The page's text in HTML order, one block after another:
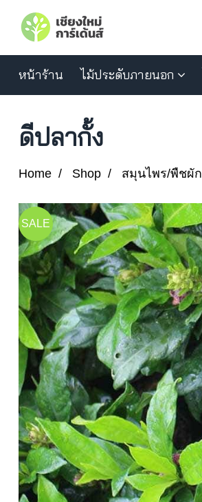
หน้าร้าน ไม้ประดับภายนอก
ดีปลากั้ง
Home Shop สมุนไพร/พืชผัก
SALE